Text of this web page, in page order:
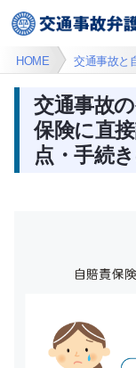
HOME 交通事故と
交通事故
保険に直
点・手続